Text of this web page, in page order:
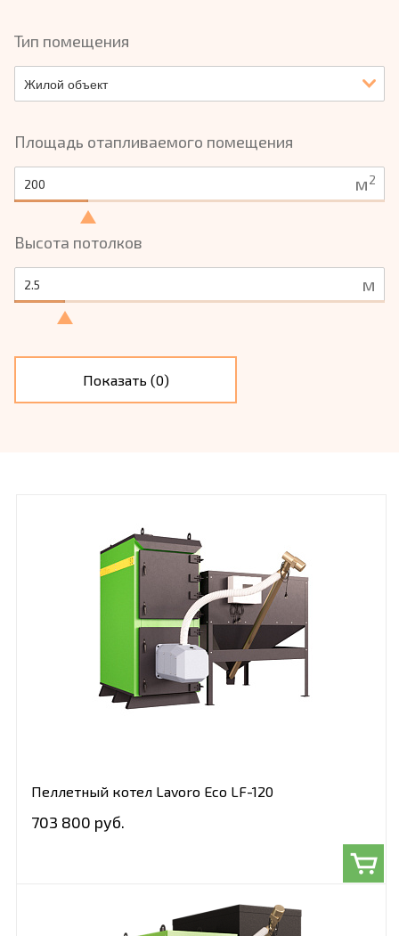
Тип помещения
Жилой объект
Площадь отапливаемого помещения
м2
Высота потолков
м
Показать (0)
Пеллетный котел Lavoro Eco LF-120
703 800 руб.